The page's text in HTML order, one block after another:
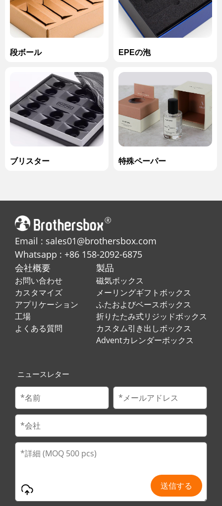
段ボール EPEの泡
ブリスター 特殊ペーパー
Email : sales01@brothersbox.com
Whatsapp : +86 158-2092-6875
会社概要
お問い合わせ
カスタマイズ
アプリケーション
工場
よくある質問
製品
磁気ボックス
メーリングギフトボックス
ふたおよびベースボックス
折りたたみ式リジッドボックス
カスタム引き出しボックス
Adventカレンダーボックス
ニュースレター